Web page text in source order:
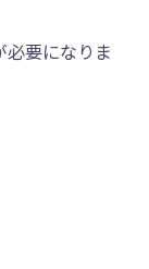
要になりま